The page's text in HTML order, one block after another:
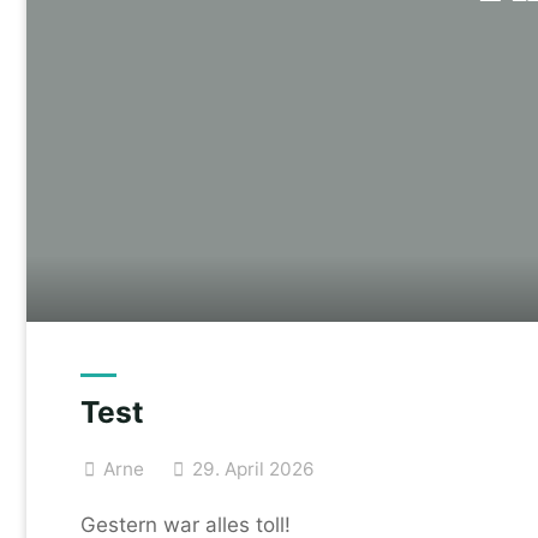
Test
Arne 29. April 2026
Gestern war alles toll!